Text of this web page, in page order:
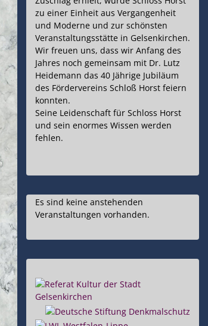
zu einer Einheit aus Vergangenheit
und Moderne und zur schönsten
Veranstaltungsstätte in Gelsenkirchen.
Wir freuen uns, dass wir Anfang des
Jahres noch gemeinsam mit Dr. Lutz
Heidemann das 40 Jährige Jubiläum
des Fördervereins Schloß Horst feiern
konnten.
Seine Leidenschaft für Schloss Horst
und sein enormes Wissen werden
fehlen.
Es sind keine anstehenden
Veranstaltungen vorhanden.